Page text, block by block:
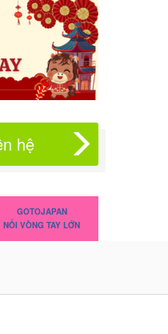
hệ
GOTOJAPAN
NỐI VÒNG TAY LỚN